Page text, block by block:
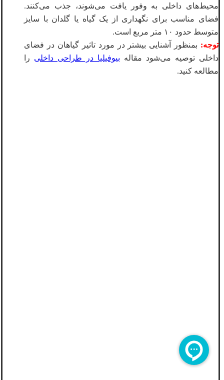
محیط‌های داخلی به وفور یافت می‌شوند، جذب می‌کنند.
فضای مناسب برای نگهداری از یک گیاه یا گلدان با سایز
متوسط حدود ۱۰ متر مربع است.
توجه: بمنظور آشنایی بیشتر در مورد تاثیر گیاهان در فضای
داخلی توصیه می‌شود مقاله بیوفیلیا در طراحی داخلی را
مطالعه کنید.